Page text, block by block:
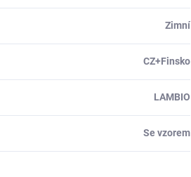
Zimní
CZ+Finsko
LAMBIO
Se vzorem